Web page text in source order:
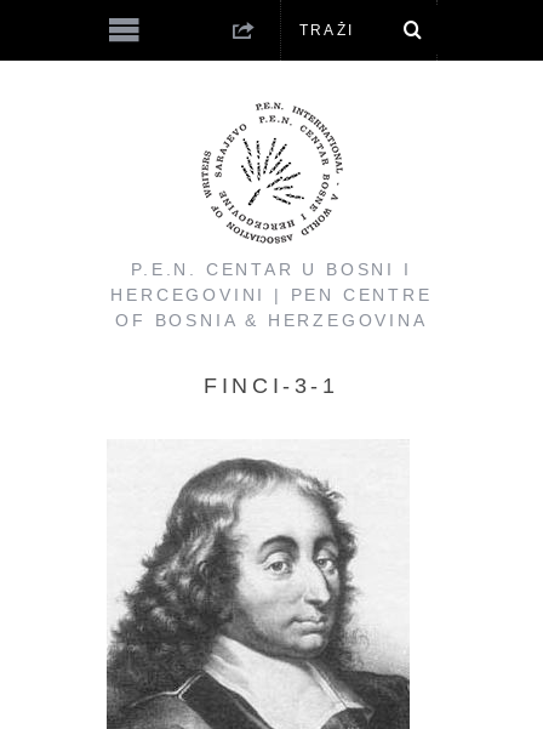
P.E.N. CENTAR U BOSNI I
HERCEGOVINI | PEN CENTRE
OF BOSNIA & HERZEGOVINA
FINCI-3-1